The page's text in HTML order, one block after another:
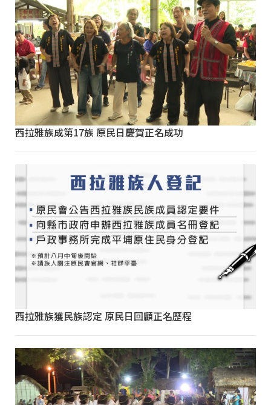
西拉雅族成第17族 原民日慶賀正名成功
西拉雅族獲民族認定 原民日回顧正名歷程